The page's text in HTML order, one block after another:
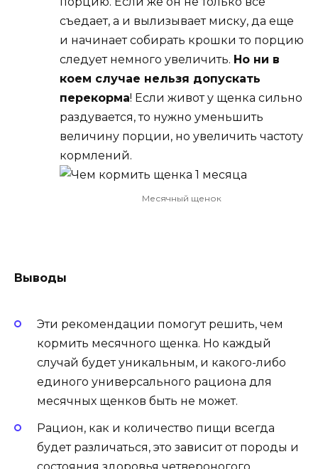
съедает, а и вылизывает миску, да еще
и начинает собирать крошки то порцию
следует немного увеличить. Но ни в
коем случае нельзя допускать
перекорма! Если живот у щенка сильно
раздувается, то нужно уменьшить
величину порции, но увеличить частоту
кормлений.
Месячный щенок
Выводы
Эти рекомендации помогут решить, чем
кормить месячного щенка. Но каждый
случай будет уникальным, и какого-либо
единого универсального рациона для
месячных щенков быть не может.
Рацион, как и количество пищи всегда
будет различаться, это зависит от породы и